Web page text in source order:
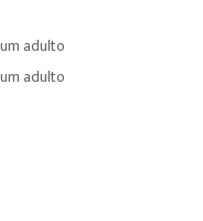
adulto
adulto